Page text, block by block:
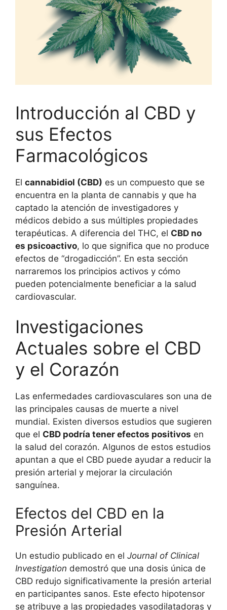
Introducción al CBD y
sus Efectos
Farmacológicos
El cannabidiol (CBD) es un compuesto que se
encuentra en la planta de cannabis y que ha
captado la atención de investigadores y
médicos debido a sus múltiples propiedades
terapéuticas. A diferencia del THC, el CBD no
es psicoactivo, lo que significa que no produce
efectos de “drogadicción”. En esta sección
narraremos los principios activos y cómo
pueden potencialmente beneficiar a la salud
cardiovascular.
Investigaciones
Actuales sobre el CBD
y el Corazón
Las enfermedades cardiovasculares son una de
las principales causas de muerte a nivel
mundial. Existen diversos estudios que sugieren
que el CBD podría tener efectos positivos en
la salud del corazón. Algunos de estos estudios
apuntan a que el CBD puede ayudar a reducir la
presión arterial y mejorar la circulación
sanguínea.
Efectos del CBD en la
Presión Arterial
Un estudio publicado en el Journal of Clinical
Investigation demostró que una dosis única de
CBD redujo significativamente la presión arterial
en participantes sanos. Este efecto hipotensor
se atribuye a las propiedades vasodilatadoras y